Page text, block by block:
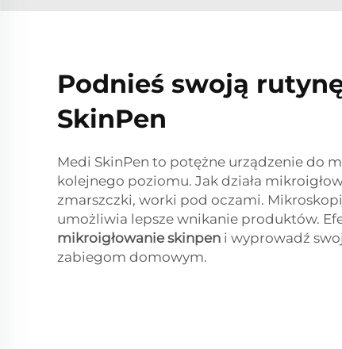
Podnieś swoją
SkinPen
Medi SkinPen to potężne urządzenie do
kolejnego poziomu. Jak działa
zmarszczki, worki pod oczami.
umożliwia lepsze wnikanie produktów.
mikroigłowanie skinpen i wyprowadź
zabiegom domowym.